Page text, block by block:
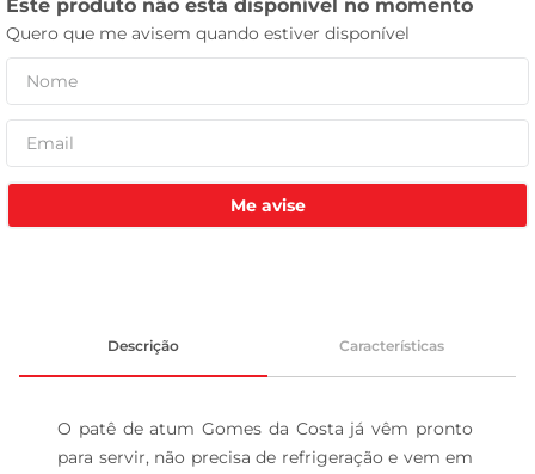
Me avise
Descrição Características
O patê de atum Gomes da Costa já vêm pronto
para servir, não precisa de refrigeração e vem em
leite pó